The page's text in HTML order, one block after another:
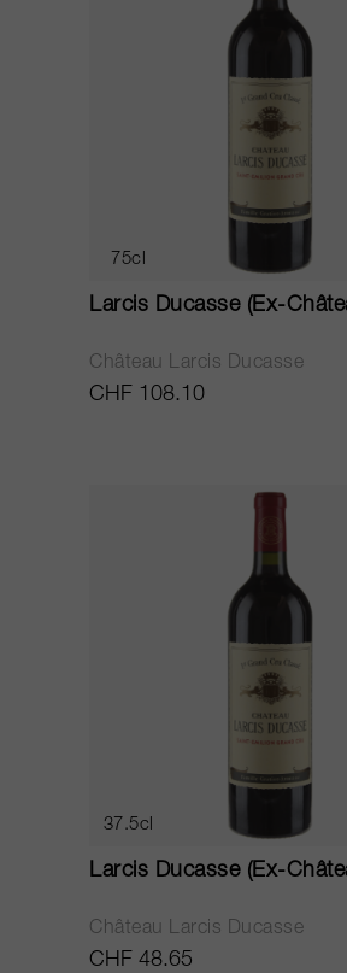
75cl
Larcis Ducasse (Ex-
Château Larcis Ducasse
CHF 108.10
37.5cl
Larcis Ducasse (Ex-
Château Larcis Ducasse
CHF 48.65